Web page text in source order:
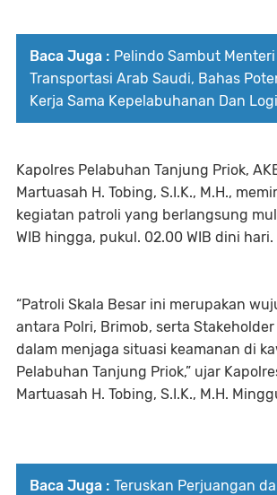
Baca Juga : Pelindo Sambut Menteri
Transportasi Arab Saudi, Bahas
Kerja Sama Kepelabuhanan Dan
Kapolres Pelabuhan Tanjung Priok,
Martuasah H. Tobing, S.I.K., M.H.,
kegiatan patroli yang berlangsung
WIB hingga, pukul. 02.00 WIB dini hari.
“Patroli Skala Besar ini merupakan
antara Polri, Brimob, serta
dalam menjaga situasi keamanan di
Pelabuhan Tanjung Priok,” ujar
Martuasah H. Tobing, S.I.K., M.H.
Baca Juga : Teruskan Perjuangan